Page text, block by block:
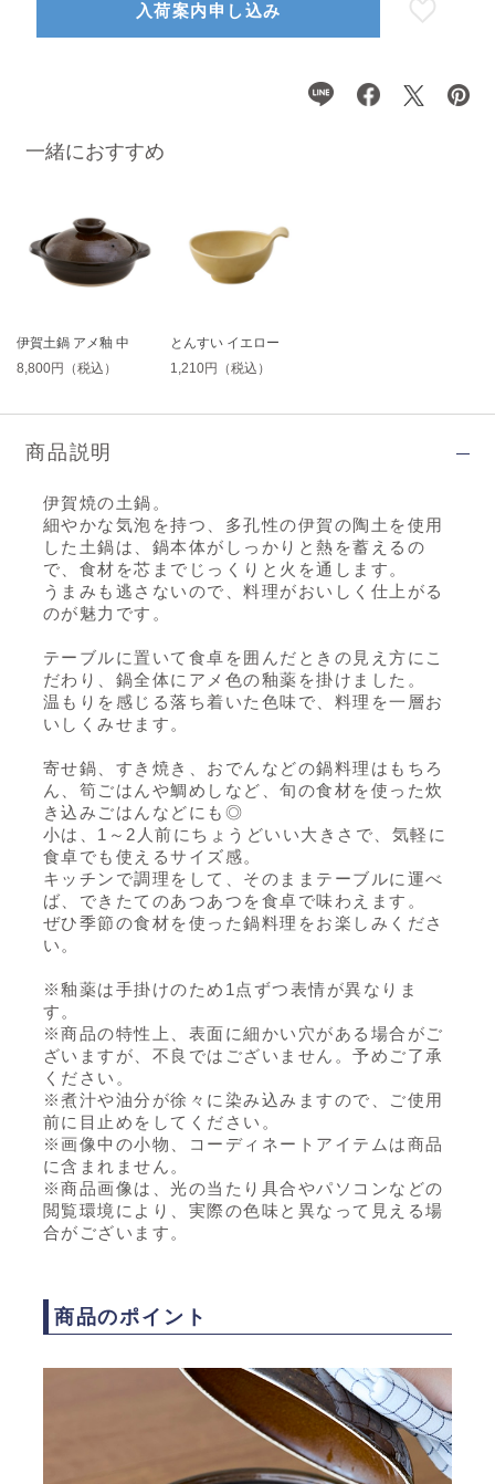
一緒におすすめ
伊賀土鍋 アメ釉 中
8,800円（税込）
とんすい イエロー
1,210円（税込）
入荷案内申し込み
商品説明
伊賀焼の土鍋。
細やかな気泡を持つ、多孔性の伊賀の陶土を使用
した土鍋は、鍋本体がしっかりと熱を蓄えるの
で、食材を芯までじっくりと火を通します。
うまみも逃さないので、料理がおいしく仕上がる
のが魅力です。
テーブルに置いて食卓を囲んだときの見え方にこ
だわり、鍋全体にアメ色の釉薬を掛けました。
温もりを感じる落ち着いた色味で、料理を一層お
いしくみせます。
寄せ鍋、すき焼き、おでんなどの鍋料理はもちろ
ん、筍ごはんや鯛めしなど、旬の食材を使った炊
き込みごはんなどにも◎
小は、1～2人前にちょうどいい大きさで、気軽に
食卓でも使えるサイズ感。
キッチンで調理をして、そのままテーブルに運べ
ば、できたてのあつあつを食卓で味わえます。
ぜひ季節の食材を使った鍋料理をお楽しみくださ
い。
※釉薬は手掛けのため1点ずつ表情が異なりま
す。
※商品の特性上、表面に細かい穴がある場合がご
ざいますが、不良ではございません。予めご了承
ください。
※煮汁や油分が徐々に染み込みますので、ご使用
前に目止めをしてください。
※画像中の小物、コーディネートアイテムは商品
に含まれません。
※商品画像は、光の当たり具合やパソコンなどの
閲覧環境により、実際の色味と異なって見える場
合がございます。
商品のポイント